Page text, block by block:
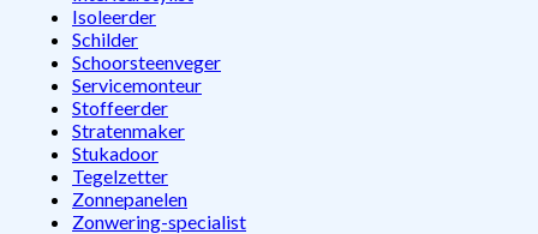
Isoleerder
Schilder
Schoorsteenveger
Servicemonteur
Stoffeerder
Stratenmaker
Stukadoor
Tegelzetter
Zonnepanelen
Zonwering-specialist